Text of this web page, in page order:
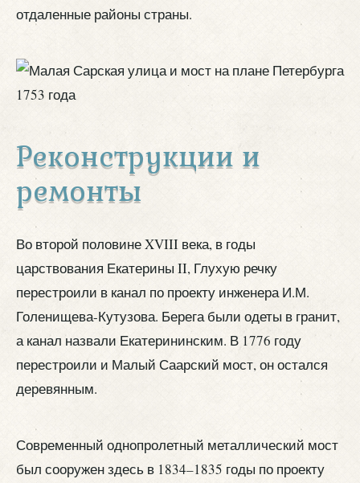
отдаленные районы страны.
Реконструкции и
ремонты
Во второй половине XVIII века, в годы
царствования Екатерины II, Глухую речку
перестроили в канал по проекту инженера И.М.
Голенищева-Кутузова. Берега были одеты в гранит,
а канал назвали Екатерининским. В 1776 году
перестроили и Малый Саарский мост, он остался
деревянным.
Современный однопролетный металлический мост
был сооружен здесь в 1834–1835 годы по проекту